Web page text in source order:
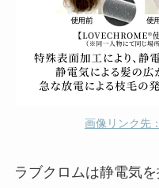
画像リンク先
ラブクロムは静電気